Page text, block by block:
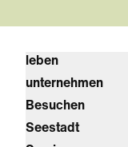
leben
unternehmen
Besuchen
Seestadt